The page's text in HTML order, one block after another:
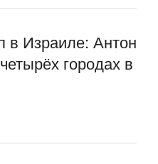
в Израиле: Антон
городах в